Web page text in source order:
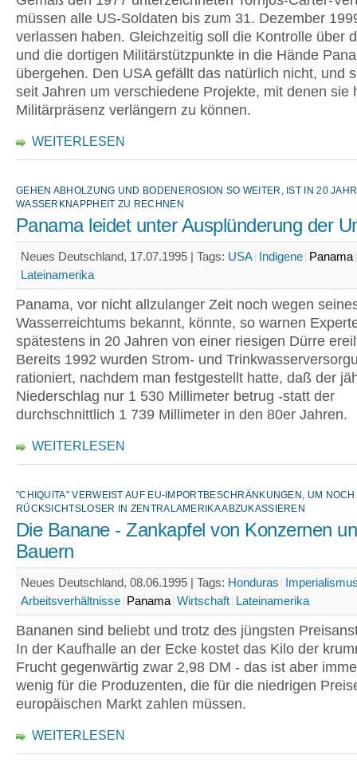
müssen alle US-Soldaten bis zum 31. Dezember
verlassen haben. Gleichzeitig soll die Kontrolle über
und die dortigen Militärstützpunkte in die Hände
übergehen. Den USA gefällt das natürlich nicht, und
seit Jahren um verschiedene Projekte, mit denen sie
Militärpräsenz verlängern zu können.
WEITERLESEN
GEHEN ABHOLZUNG UND BODENEROSION SO WEITER, IST IN 20
WASSERKNAPPHEIT ZU RECHNEN
Panama leidet unter Ausplünderung der
Neues Deutschland, 17.07.1995 | Tags: USA Indigene Panama
Lateinamerika
Panama, vor nicht allzulanger Zeit noch wegen
Wasserreichtums bekannt, könnte, so warnen
spätestens in 20 Jahren von einer riesigen Dürre
Bereits 1992 wurden Strom- und
rationiert, nachdem man festgestellt hatte, daß der
Niederschlag nur 1 530 Millimeter betrug -statt der
durchschnittlich 1 739 Millimeter in den 80er Jahren.
WEITERLESEN
"CHIQUITA" VERWEIST AUF EU-IMPORTBESCHRÄNKUNGEN, UM NOCH
RÜCKSICHTSLOSER IN ZENTRALAMERIKA ABZUKASSIEREN
Die Banane - Zankapfel von Konzernen
Bauern
Neues Deutschland, 08.06.1995 | Tags: Honduras
Arbeitsverhältnisse Panama Wirtschaft Lateinamerika
Bananen sind beliebt und trotz des jüngsten
In der Kaufhalle an der Ecke kostet das Kilo der
Frucht gegenwärtig zwar 2,98 DM - das ist aber
wenig für die Produzenten, die für die niedrigen
europäischen Markt zahlen müssen.
WEITERLESEN